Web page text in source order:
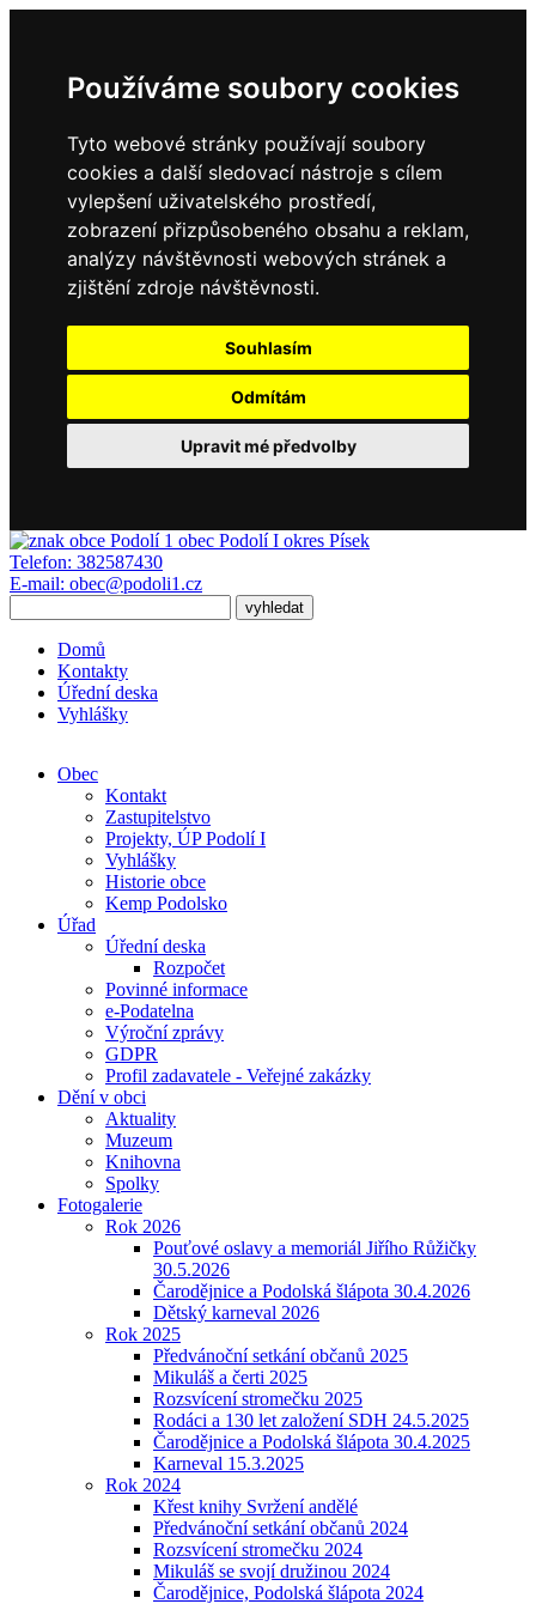
Používáme soubory cookies
Tyto webové stránky používají soubory
cookies a další sledovací nástroje s cílem
vylepšení uživatelského prostředí,
zobrazení přizpůsobeného obsahu a reklam,
analýzy návštěvnosti webových stránek a
zjištění zdroje návštěvnosti.
Souhlasím
Odmítám
Upravit mé předvolby
obec Podolí I okres Písek
Telefon: 382587430
E-mail: obec@podoli1.cz
Domů
Kontakty
Úřední deska
Vyhlášky
Obec
Kontakt
Zastupitelstvo
Projekty, ÚP Podolí I
Vyhlášky
Historie obce
Kemp Podolsko
Úřad
Úřední deska
Rozpočet
Povinné informace
e-Podatelna
Výroční zprávy
GDPR
Profil zadavatele - Veřejné zakázky
Dění v obci
Aktuality
Muzeum
Knihovna
Spolky
Fotogalerie
Rok 2026
Pouťové oslavy a memoriál Jiřího Růžičky
30.5.2026
Čarodějnice a Podolská šlápota 30.4.2026
Dětský karneval 2026
Rok 2025
Předvánoční setkání občanů 2025
Mikuláš a čerti 2025
Rozsvícení stromečku 2025
Rodáci a 130 let založení SDH 24.5.2025
Čarodějnice a Podolská šlápota 30.4.2025
Karneval 15.3.2025
Rok 2024
Křest knihy Svržení andělé
Předvánoční setkání občanů 2024
Rozsvícení stromečku 2024
Mikuláš se svojí družinou 2024
Čarodějnice, Podolská šlápota 2024